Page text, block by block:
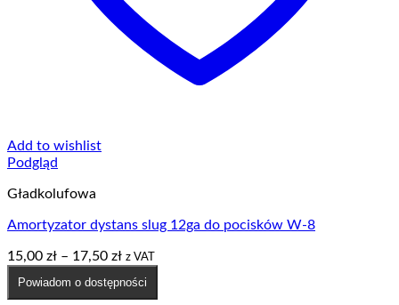
Add to wishlist
Podgląd
Gładkolufowa
Amortyzator dystans slug 12ga do pocisków W-8
15,00 zł – 17,50 złZakres
od
z VAT
Powiadom o dostępności